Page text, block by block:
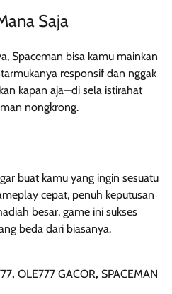
Saja
Spaceman bisa kamu mainkan
responsif dan nggak
kapan aja—di sela istirahat
nongkrong.
buat kamu yang ingin sesuatu
cepat, penuh keputusan
besar, game ini sukses
beda dari biasanya.
, OLE777 GACOR, SPACEMAN